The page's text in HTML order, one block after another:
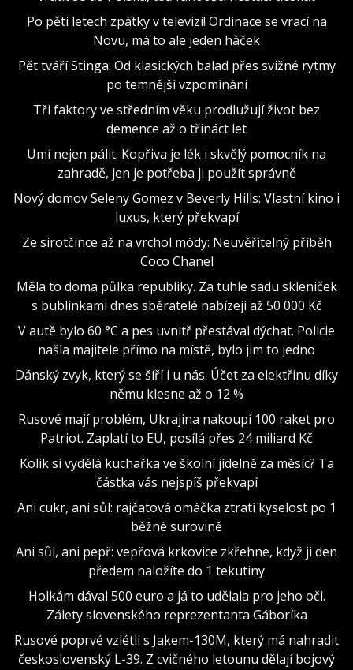
Po pěti letech zpátky v televizi! Ordinace se vrací na
Novu, má to ale jeden háček
Pět tváří Stinga: Od klasických balad přes svižné rytmy
po temnější vzpomínání
Tři faktory ve středním věku prodlužují život bez
demence až o třináct let
Umí nejen pálit: Kopřiva je lék i skvělý pomocník na
zahradě, jen je potřeba ji použít správně
Nový domov Seleny Gomez v Beverly Hills: Vlastní kino i
luxus, který překvapí
Ze sirotčince až na vrchol módy: Neuvěřitelný příběh
Coco Chanel
Měla to doma půlka republiky. Za tuhle sadu skleniček
s bublinkami dnes sběratelé nabízejí až 50 000 Kč
V autě bylo 60 °C a pes uvnitř přestával dýchat. Policie
našla majitele přímo na místě, bylo jim to jedno
Dánský zvyk, který se šíří i u nás. Účet za elektřinu díky
němu klesne až o 12 %
Rusové mají problém, Ukrajina nakoupí 100 raket pro
Patriot. Zaplatí to EU, posílá přes 24 miliard Kč
Kolik si vydělá kuchařka ve školní jídelně za měsíc? Ta
částka vás nejspíš překvapí
Ani cukr, ani sůl: rajčatová omáčka ztratí kyselost po 1
běžné surovině
Ani sůl, ani pepř: vepřová krkovice zkřehne, když ji den
předem naložíte do 1 tekutiny
Holkám dával 500 euro a já to udělala pro jeho oči.
Zálety slovenského reprezentanta Gáboríka
Rusové poprvé vzlétli s Jakem-130M, který má nahradit
československý L-39. Z cvičného letounu dělají bojový